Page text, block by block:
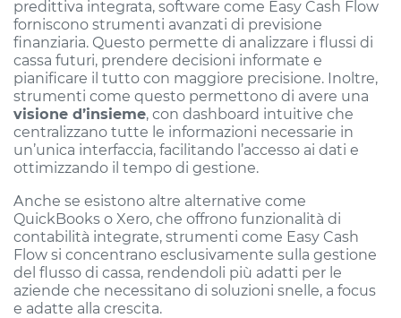
predittiva integrata, software come Easy Cash Flow
forniscono strumenti avanzati di previsione
finanziaria. Questo permette di analizzare i flussi di
cassa futuri, prendere decisioni informate e
pianificare il tutto con maggiore precisione. Inoltre,
strumenti come questo permettono di avere una
visione d’insieme, con dashboard intuitive che
centralizzano tutte le informazioni necessarie in
un’unica interfaccia, facilitando l’accesso ai dati e
ottimizzando il tempo di gestione.
Anche se esistono altre alternative come
QuickBooks o Xero, che offrono funzionalità di
contabilità integrate, strumenti come Easy Cash
Flow si concentrano esclusivamente sulla gestione
del flusso di cassa, rendendoli più adatti per le
aziende che necessitano di soluzioni snelle, a focus
e adatte alla crescita.